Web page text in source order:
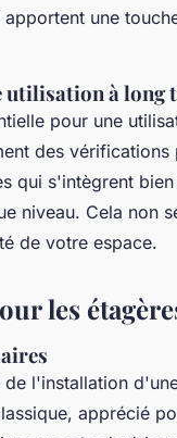
une
utilisation à long
pour une
des
qui s'intègrent
niveau. Cela non
de votre espace.
les
de l'installation
apprécié